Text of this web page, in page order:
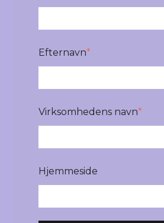
Efternavn*
Virksomhedens navn*
Hjemmeside